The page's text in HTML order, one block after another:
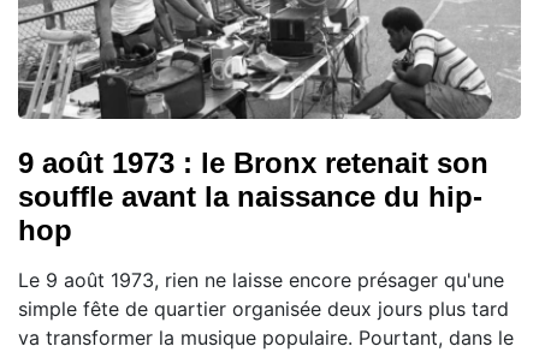
9 août 1973 : le Bronx retenait son
souffle avant la naissance du hip-
hop
Le 9 août 1973, rien ne laisse encore présager qu'une
simple fête de quartier organisée deux jours plus tard
va transformer la musique populaire. Pourtant, dans le